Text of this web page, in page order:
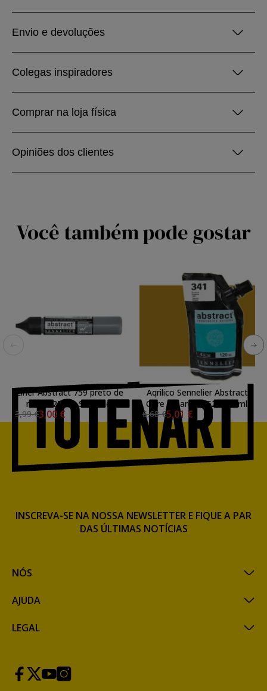
Envio e devoluções
Colegas inspiradores
Comprar na loja física
Opiniões dos clientes
Você também pode gostar
Liner Abstract 759 preto de
marte 27 ml, Sennelier
3,99 €3,00 €
Aqrilico Sennelier Abstract
Ocre Amarelo 252, 120 ml.
6,68 €5,01 €
NÓS
AJUDA
LEGAL
INSCREVA-SE NA NOSSA NEWSLETTER E FIQUE A PAR
DAS ÚLTIMAS NOTÍCIAS